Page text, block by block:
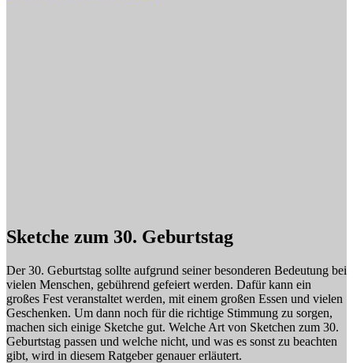
Sketche zum 30. Geburtstag
Der 30. Geburtstag sollte aufgrund seiner besonderen Bedeutung bei
vielen Menschen, gebührend gefeiert werden. Dafür kann ein
großes Fest veranstaltet werden, mit einem großen Essen und vielen
Geschenken. Um dann noch für die richtige Stimmung zu sorgen,
machen sich einige Sketche gut. Welche Art von Sketchen zum 30.
Geburtstag passen und welche nicht, und was es sonst zu beachten
gibt, wird in diesem Ratgeber genauer erläutert.